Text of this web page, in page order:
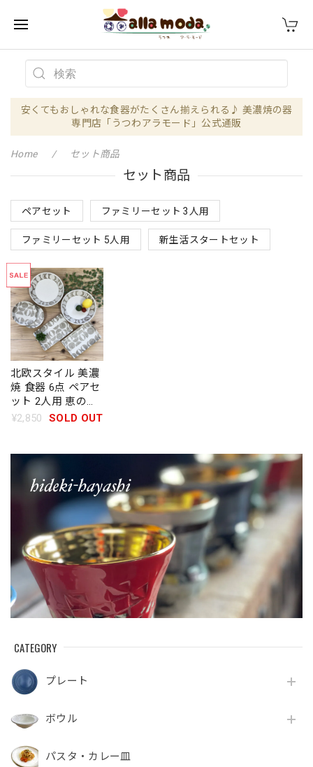
安くてもおしゃれな食器がたくさん揃えられる♪ 美濃焼の器
専門店「うつわアラモード」公式通販
CATEGORY
プレート
ボウル
パスタ・カレー皿
Home セット商品
セット商品
ペアセット ファミリーセット 3人用
ファミリーセット 5人用 新生活スタートセット
北欧スタイル 美濃
焼 食器 6点 ペアセ
ット 2人用 恵の器
タマネギ柄
¥2,850 SOLD OUT